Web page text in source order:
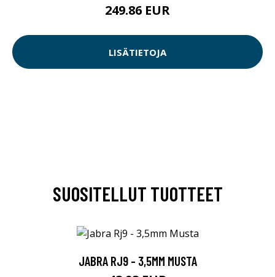
249.86 EUR
LISÄTIETOJA
SUOSITELLUT TUOTTEET
JABRA RJ9 - 3,5MM MUSTA